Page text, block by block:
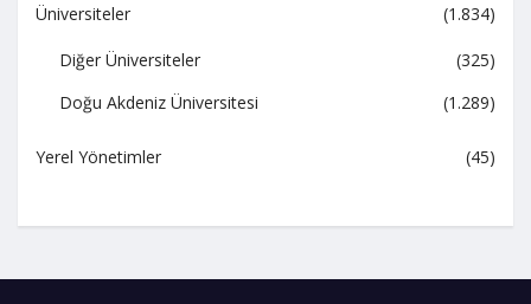
Üniversiteler
(1.834)
Diğer Üniversiteler
(325)
Doğu Akdeniz Üniversitesi
(1.289)
Yerel Yönetimler (45)